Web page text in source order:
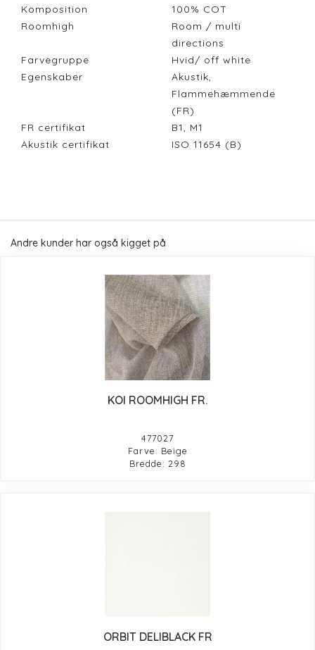
Komposition
100% COT
Roomhigh
Room / multi
directions
Farvegruppe
Hvid/ off white
Egenskaber
Akustik,
Flammehæmmende
(FR)
FR certifikat
B1, M1
Akustik certifikat
ISO 11654 (B)
Andre kunder har også kigget på
KOI ROOMHIGH FR.
477027
Farve: Beige
Bredde: 298
ORBIT DELIBLACK FR